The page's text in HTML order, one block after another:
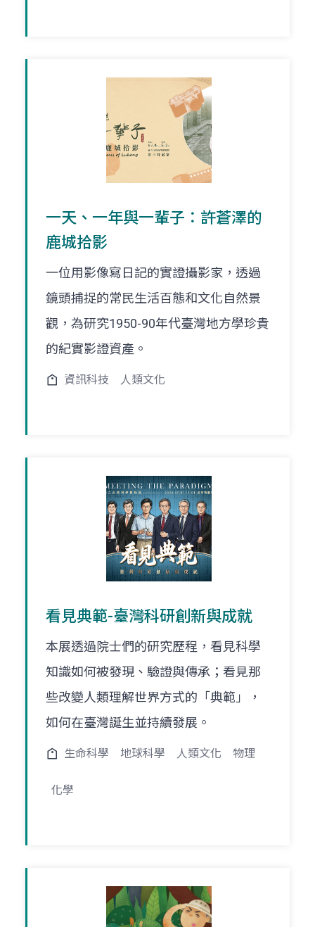
一天、一年與一輩子：許蒼澤的
鹿城拾影
一位用影像寫日記的實證攝影家，透過
鏡頭捕捉的常民生活百態和文化自然景
觀，為研究1950-90年代臺灣地方學珍貴
的紀實影證資產。
資訊科技 人類文化
看見典範-臺灣科研創新與成就
本展透過院士們的研究歷程，看見科學
知識如何被發現、驗證與傳承；看見那
些改變人類理解世界方式的「典範」，
如何在臺灣誕生並持續發展。
生命科學 地球科學 人類文化 物理
化學